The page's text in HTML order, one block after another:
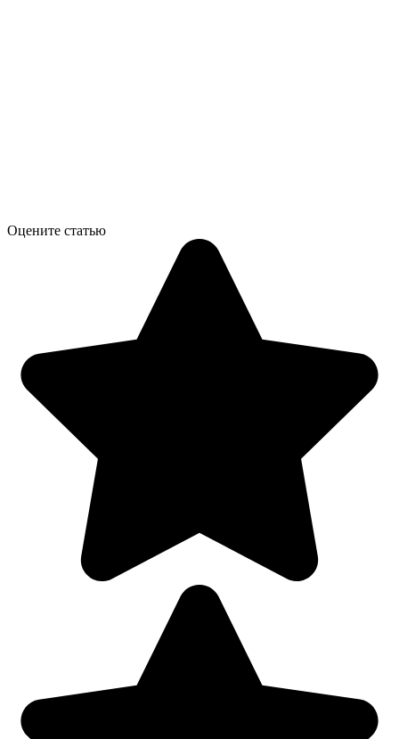
Оцените статью